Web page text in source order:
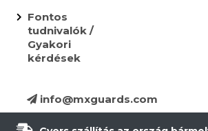
Fontos
tudnivalók /
Gyakori
kérdések
info@mxguards.com